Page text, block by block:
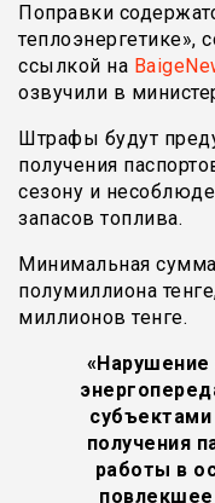
Поправки
теплоэнергетике»,
ссылкой на
озвучили в
Штрафы будут
получения
сезону и
запасов топлива.
Минимальная
полумиллиона
миллионов тенге.
получения
работы в
повлекшее